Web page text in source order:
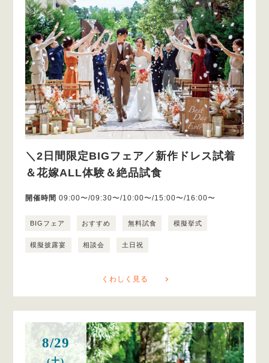
＼2日間限定BIGフェア／新作ドレス試着
＆花嫁ALL体験＆絶品試食
開催時間 09:00〜/09:30〜/10:00〜/15:00〜/16:00〜
BIGフェア おすすめ 無料試食 模擬挙式
模擬披露宴 相談会 土日祝
くわしく見る
8/29